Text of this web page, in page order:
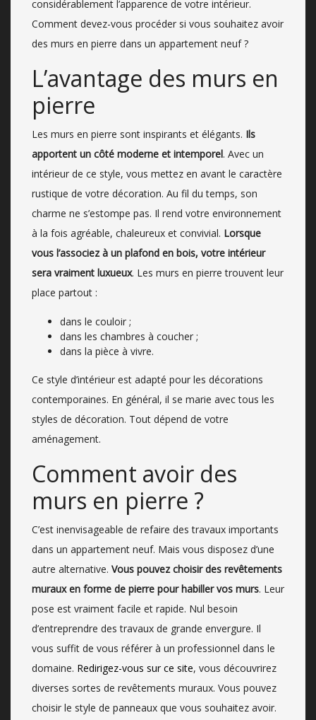
considérablement l’apparence de votre intérieur.
Comment devez-vous procéder si vous souhaitez avoir
des murs en pierre dans un appartement neuf ?
L’avantage des murs en
pierre
Les murs en pierre sont inspirants et élégants. Ils
apportent un côté moderne et intemporel. Avec un
intérieur de ce style, vous mettez en avant le caractère
rustique de votre décoration. Au fil du temps, son
charme ne s’estompe pas. Il rend votre environnement
à la fois agréable, chaleureux et convivial. Lorsque
vous l’associez à un plafond en bois, votre intérieur
sera vraiment luxueux. Les murs en pierre trouvent leur
place partout :
dans le couloir ;
dans les chambres à coucher ;
dans la pièce à vivre.
Ce style d’intérieur est adapté pour les décorations
contemporaines. En général, il se marie avec tous les
styles de décoration. Tout dépend de votre
aménagement.
Comment avoir des
murs en pierre ?
C’est inenvisageable de refaire des travaux importants
dans un appartement neuf. Mais vous disposez d’une
autre alternative. Vous pouvez choisir des revêtements
muraux en forme de pierre pour habiller vos murs. Leur
pose est vraiment facile et rapide. Nul besoin
d’entreprendre des travaux de grande envergure. Il
vous suffit de vous référer à un professionnel dans le
domaine. Redirigez-vous sur ce site, vous découvrirez
diverses sortes de revêtements muraux. Vous pouvez
choisir le style de panneaux que vous souhaitez avoir.